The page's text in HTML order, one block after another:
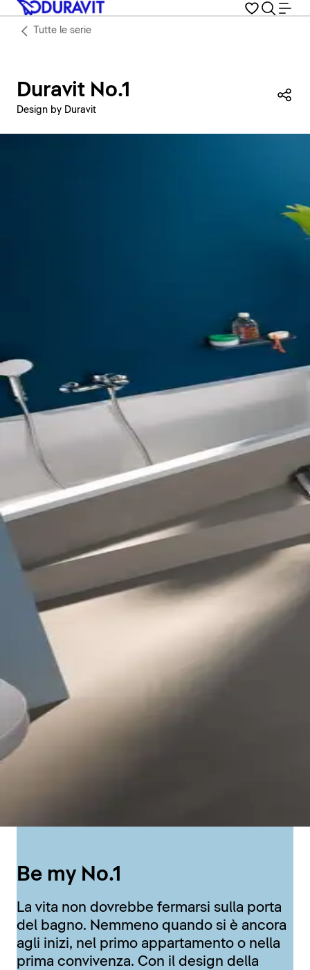
Tutte le serie
Duravit No.1
Design by Duravit
Be my No.1
La vita non dovrebbe fermarsi sulla porta
del bagno. Nemmeno quando si è ancora
agli inizi, nel primo appartamento o nella
prima convivenza. Con il design della